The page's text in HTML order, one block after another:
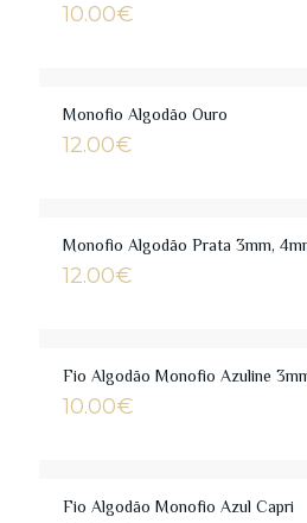
10.00€
Monofio Algodão Ouro
12.00€
Monofio Algodão Prata 3mm,
12.00€
Fio Algodão Monofio Azuline
10.00€
Fio Algodão Monofio Azul Capri